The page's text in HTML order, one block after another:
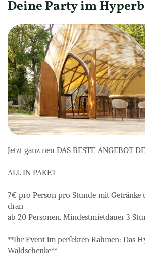
Deine Party im
Jetzt ganz neu DAS BESTE ANGEBOT
ALL IN PAKET
7€ pro Person pro Stunde mit
dran
ab 20 Personen. Mindestmietdauer 3
**Ihr Event im perfekten Rahmen: Das
Waldschenke**